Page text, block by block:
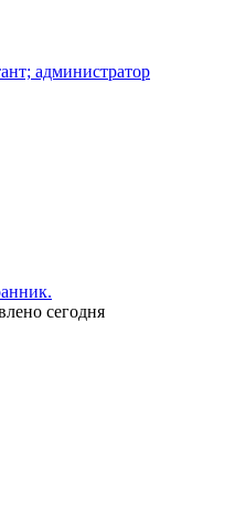
администратор
сегодня